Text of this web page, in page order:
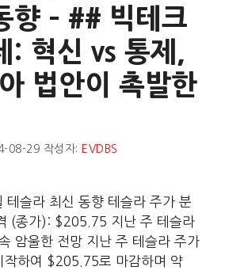
향 – ## 빅테크
: 혁신 vs 통제,
법안이 촉발한
08-29 작성자: EVDBS
슬라 최신 동향 테슬라 주가 분
(종가): $205.75 지난 주 테슬라
암울한 전망 지난 주 테슬라 주가
하여 $205.75로 마감하며 약